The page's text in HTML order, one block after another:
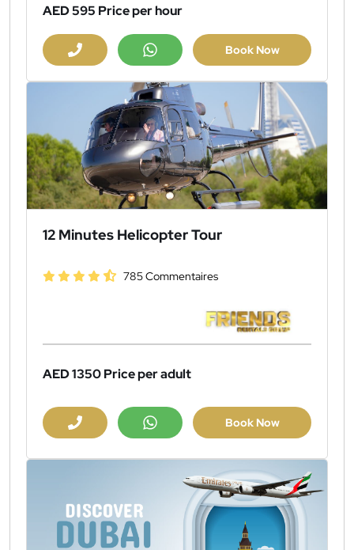
AED 595 Price per hour
Book Now
12 Minutes Helicopter Tour
785 Commentaires
AED 1350Price per adult
Book Now